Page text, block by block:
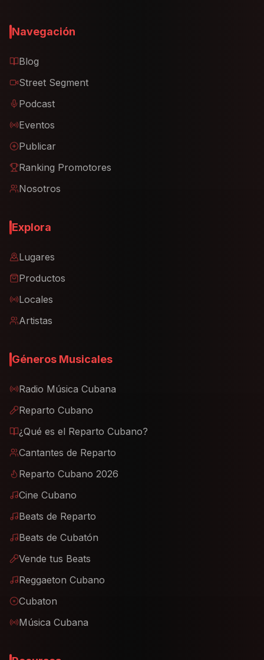
Navegación
Blog
Street Segment
Podcast
Eventos
Publicar
Ranking Promotores
Nosotros
Explora
Lugares
Productos
Locales
Artistas
Géneros Musicales
Radio Música Cubana
Reparto Cubano
¿Qué es el Reparto Cubano?
Cantantes de Reparto
Reparto Cubano 2026
Cine Cubano
Beats de Reparto
Beats de Cubatón
Vende tus Beats
Reggaeton Cubano
Cubaton
Música Cubana